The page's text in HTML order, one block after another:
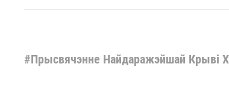
#Прысвячэнне Найдаражэйшай Крыві